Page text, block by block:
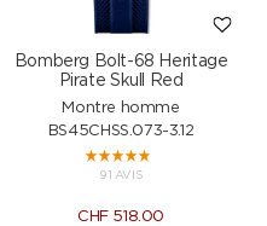
Bomberg Bolt-68 Heritage
Pirate Skull Red
Montre homme
BS45CHSS.073-3.12
91 AVIS
CHF518.00